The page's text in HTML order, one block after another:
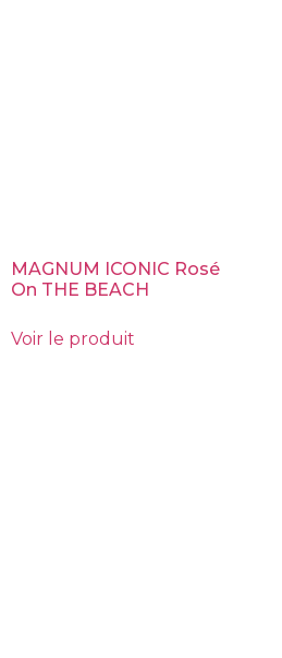
MAGNUM ICONIC Rosé
On THE BEACH
Voir le produit